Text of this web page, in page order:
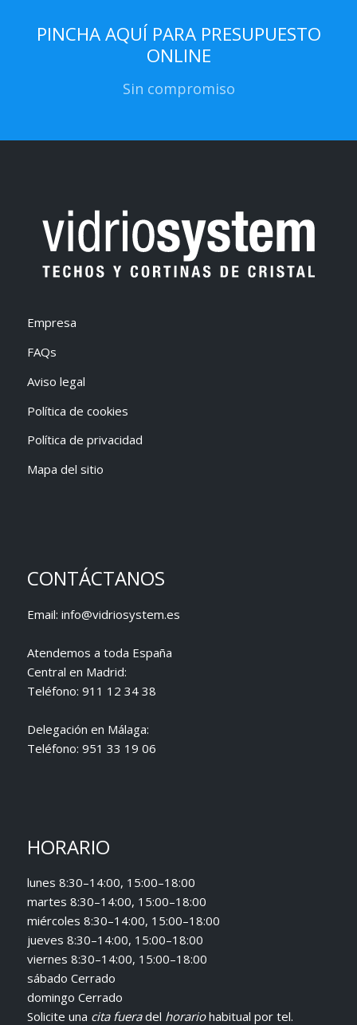
PINCHA AQUÍ PARA PRESUPUESTO
ONLINE
Sin compromiso
Empresa
FAQs
Aviso legal
Política de cookies
Política de privacidad
Mapa del sitio
CONTÁCTANOS
Email: info@vidriosystem.es
Atendemos a toda España
Central en Madrid:
Teléfono: 911 12 34 38
Delegación en Málaga:
Teléfono: 951 33 19 06
HORARIO
lunes 8:30–14:00, 15:00–18:00
martes 8:30–14:00, 15:00–18:00
miércoles 8:30–14:00, 15:00–18:00
jueves 8:30–14:00, 15:00–18:00
viernes 8:30–14:00, 15:00–18:00
sábado Cerrado
domingo Cerrado
Solicite una cita fueradel horariohabitual por tel.